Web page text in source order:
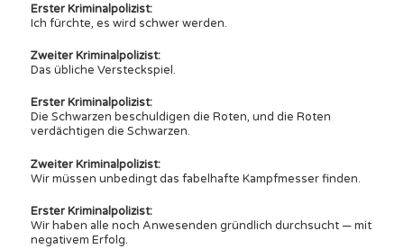
Erster Kriminalpolizist:
Ich fürchte, es wird schwer werden.
Zweiter Kriminalpolizist:
Das übliche Versteckspiel.
Erster Kriminalpolizist:
Die Schwarzen beschuldigen die Roten, und die Roten
verdächtigen die Schwarzen.
Zweiter Kriminalpolizist:
Wir müssen unbedingt das fabelhafte Kampfmesser finden.
Erster Kriminalpolizist:
Wir haben alle noch Anwesenden gründlich durchsucht — mit
negativem Erfolg.